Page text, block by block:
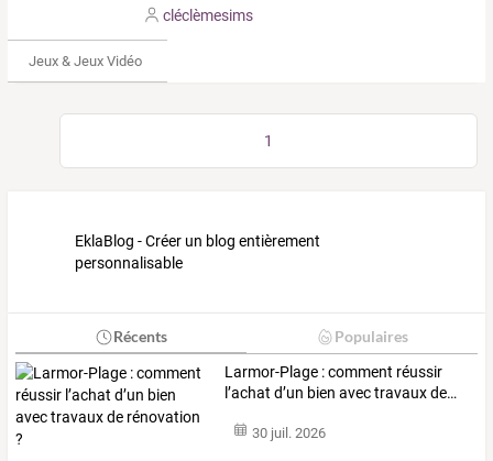
cléclèmesims
Jeux & Jeux Vidéo
1
EklaBlog - Créer un blog entièrement
personnalisable
Récents Populaires
Larmor-Plage :comment réussir
l’achat d’un bien avectravauxde…
30 juil. 2026